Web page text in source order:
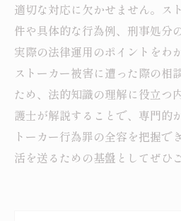
適切な対応に欠かせません。ス
件や具体的な行為例、刑事処分
実際の法律運用のポイントをわ
ストーカー被害に遭った際の相
ため、法的知識の理解に役立つ
護士が解説することで、専門的
トーカー行為罪の全容を把握で
活を送るための基盤としてぜひ